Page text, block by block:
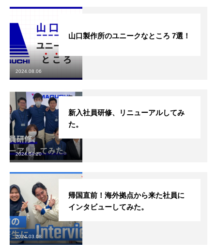
HOME
COMPANY
BUSINESS 仕事を知る
RECRUIT
山口製作所のユニークなところ 7選！
2024.08.06
新入社員研修、リニューアルしてみ
た。
2024.04.20
帰国直前！海外拠点から来た社員に
インタビューしてみた。
2024.03.08